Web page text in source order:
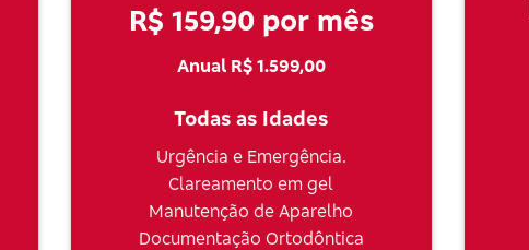
R$ 159,90 por mês
Anual R$ 1.599,00
Todas as Idades
Urgência e Emergência.
Clareamento em gel
Manutenção de Aparelho
Documentação Ortodôntica